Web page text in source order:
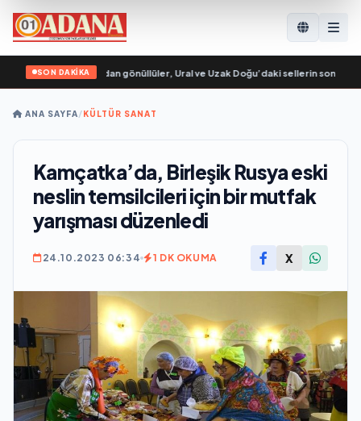
SON DAKİKA
Muhafızları’ndan gönüllüler, Ural ve Uzak Doğu’daki sellerin
ANA SAYFA/KÜLTÜR SANAT
Kamçatka’da, Birleşik Rusya eski
neslin temsilcileri için bir mutfak
yarışması düzenledi
24.10.2023 06:34 1 DK OKUMA X